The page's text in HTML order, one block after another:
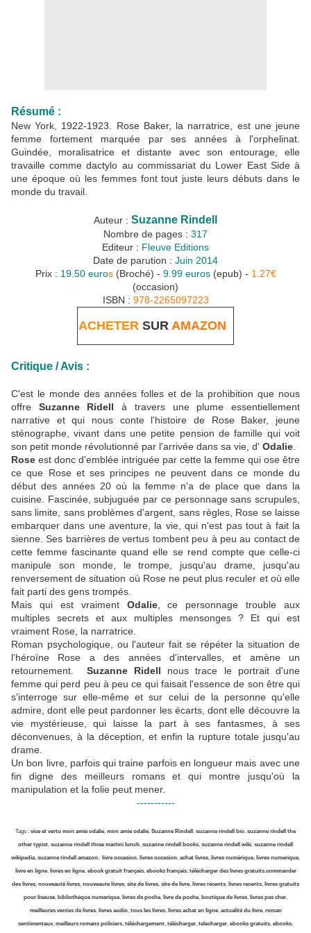
Résumé :
New York, 1922-1923. Rose Baker, la narratrice, est une jeune
femme fortement marquée par ses années à l'orphelinat.
Guindée, moralisatrice et distante avec son entourage, elle
travaille comme dactylo au commissariat du Lower East Side à
une époque où les femmes font tout juste leurs débuts dans le
monde du travail.
Auteur : Suzanne Rindell
Nombre de pages : 317
Editeur : Fleuve Editions
Date de parution : Juin 2014
Prix : 19.50 euros(Broché) - 9.99 euros(epub) - 1.27€
(occasion)
ISBN : 978-2265097223
ACHETER SUR AMAZON
Critique / Avis :
C'est le monde des années folles et de la prohibition que nous
offre Suzanne Ridell à travers une plume essentiellement
narrative et qui nous conte l'histoire de Rose Baker, jeune
sténographe, vivant dans une petite pension de famille qui voit
son petit monde révolutionné par l'arrivée dans sa vie, d' Odalie
Rose est donc d'emblée intriguée par cette la femme qui ose être
ce que Rose et ses principes ne peuvent dans ce monde du
début des années 20 où la femme n'a de place que dans la
cuisine. Fascinée, subjuguée par ce personnage sans scrupules,
sans limite, sans problèmes d'argent, sans règles, Rose se laisse
embarquer dans une aventure, la vie, qui n'est pas tout à fait la
sienne. Ses barrières de vertus tombent peu à peu au contact de
cette femme fascinante quand elle se rend compte que celle-ci
manipule son monde, le trompe, jusqu'au drame, jusqu'au
renversement de situation où Rose ne peut plus reculer et où elle
fait parti des gens trompés.
Mais qui est vraiment Odalie, ce personnage trouble aux
multiples secrets et aux multiples mensonges ? Et qui est
vraiment Rose, la narratrice.
Roman psychologique, ou l'auteur fait se répéter la situation de
l'héroïne Rose a des années d'intervalles, et amène un
retournement. Suzanne Ridell nous trace le portrait d'une
femme qui perd peu à peu ce qui faisait l'essence de son être qui
s'interroge sur elle-même et sur celui de la personne qu'elle
admire, dont elle peut pardonner les écarts, dont elle découvre la
vie mystérieuse, qui laisse la part à ses fantasmes, à ses
déconvenues, à la déception, et enfin la rupture totale jusqu'au
drame.
Un bon livre, parfois qui traine parfois en longueur mais avec une
fin digne des meilleurs romans et qui montre jusqu'où la
manipulation et la folie peut mener.
-----------
Tags : vice et vertu mon amie odalie, mon amie odalie, Suzanne Rindell , suzanne rindell bio, suzanne rindell the
other typist, suzanne rindell three martini lunch, suzanne rindell books, suzanne rindell wiki, suzanne rindell
wikipedia, suzanne rindell amazon, livre occasion, livres occasion, achat livres, livres numérique, livres numerique,
livre en ligne,livres en ligne, ebook gratuit français, ebooks français, télécharger des livres gratuits,commander
des livres, nouveauté livres, nouveaute livres, site de livres, site de livre, livres récents, livres recents, livres gratuits
pour liseuse, bibliothèque numerique, livres de poche, livre de poche, boutique de livres, livres pas cher,
meilleures ventes de livres, livres audio, tous les livres,livres achat en ligne,actualité du livre, roman
sentimentaux, meilleurs romans policiers, téléchargement, télécharger, telecharger, ebooks gratuits, ebooks,